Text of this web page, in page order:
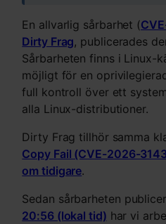
En allvarlig sårbarhet (
Dirty Frag, publicerades
Sårbarheten finns i Linux-
möjligt för en
full kontroll över ett
alla Linux-distributioner.
Dirty Frag tillhör samma
Copy Fail (CVE-2026-
om tidigare.
Sedan sårbarheten
20:56 (lokal tid) har vi